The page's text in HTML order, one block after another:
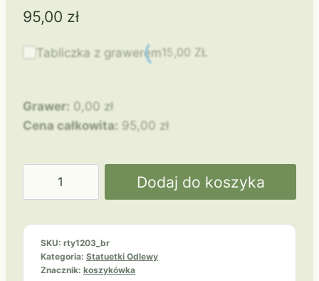
95,00 zł
Tabliczka z grawerem15,00 ZŁ
Grawer: 0,00 zł
Cena całkowita: 95,00 zł
wsad
Dodaj do koszyka
SKU: rty1203_br
Kategoria: Statuetki Odlewy
Znacznik: koszykówka